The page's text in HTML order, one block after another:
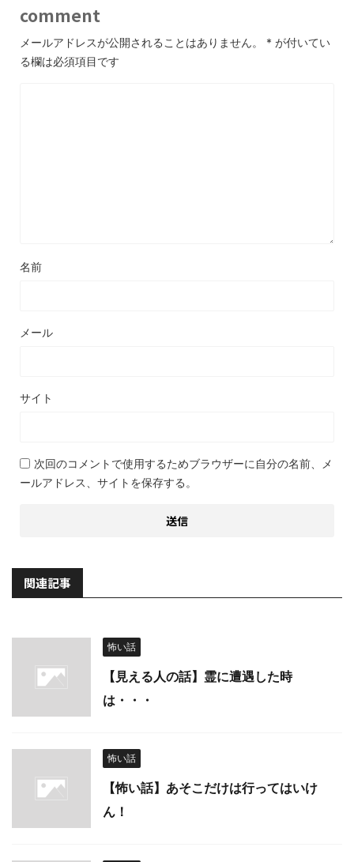
comment
メールアドレスが公開されることはありません。 * が付いてい
る欄は必須項目です
名前
メール
サイト
次回のコメントで使用するためブラウザーに自分の名前、メ
ールアドレス、サイトを保存する。
関連記事
怖い話
【見える人の話】霊に遭遇した時
は・・・
怖い話
【怖い話】あそこだけは行ってはいけ
ん！